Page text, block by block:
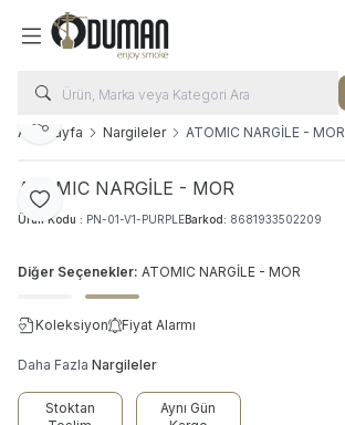
Ana Sayfa Nargileler ATOMIC NARGİLE - MOR
Favoriye Ekle
Paylaş
ATOMIC NARGİLE - MOR
Ürün Kodu : PN-01-V1-PURPLEBarkod: 8681933502209
Diğer Seçenekler: ATOMIC NARGİLE - MOR
Koleksiyon Fiyat Alarmı
Daha Fazla Nargileler
Stoktan
Aynı Gün